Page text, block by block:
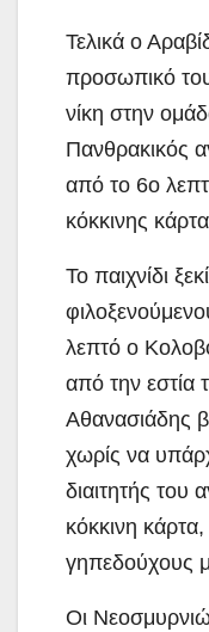
Τελικά ο
προσωπικό
νίκη στην
Πανθρακικός
από το 6ο
κόκκινης
Το παιχνίδι
λεπτό ο
από την εστία
Αθανασιάδης
χωρίς να
διαιτητής του
κόκκινη
γηπεδούχους
Οι